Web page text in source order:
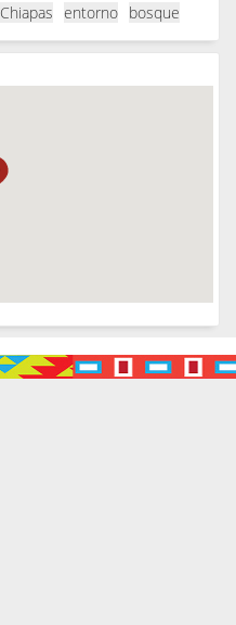
Chiapas entorno bosque